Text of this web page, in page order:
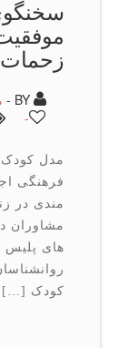
سخنگوی
موفقیت
زحمات
مدل
مدل کودک: به
فرهنگی
مندی در زندگی
مشاوران دانست
های پلیس مرهون
روانشناسان و
کودک […]